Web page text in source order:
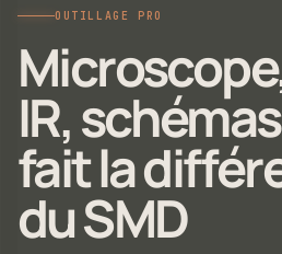
OUTILLAGE PRO
IR,
fait la
du SMD